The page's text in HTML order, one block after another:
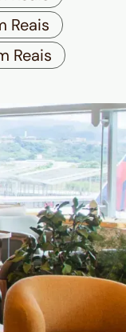
Reais
Reais
é
benefícios e
Conta